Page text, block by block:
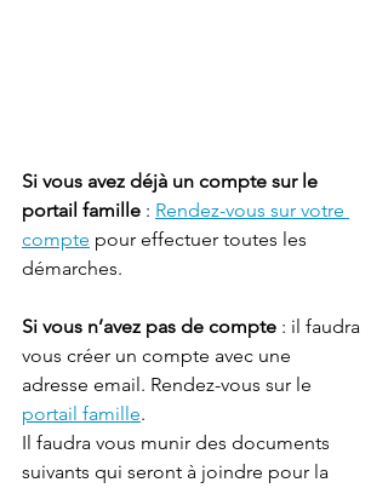
Si vous avez déjà un compte sur le
portail famille : Rendez-vous sur votre
compte pour effectuer toutes les
démarches.
Si vous n’avez pas de compte : il faudra
vous créer un compte avec une
adresse email. Rendez-vous sur le
portail famille.
Il faudra vous munir des documents
suivants qui seront à joindre pour la